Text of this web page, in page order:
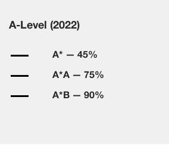
A-Level (2022)
A* — 45%
A*A — 75%
A*B — 90%